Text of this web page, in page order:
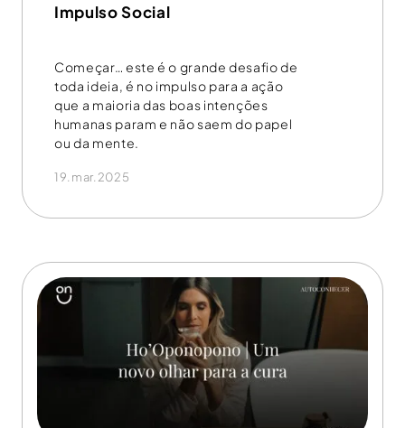
Impulso Social
Começar… este é o grande desafio de
toda ideia, é no impulso para a ação
que a maioria das boas intenções
humanas param e não saem do papel
ou da mente.
19.mar.2025